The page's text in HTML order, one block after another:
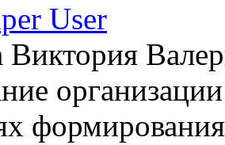
User
Виктория